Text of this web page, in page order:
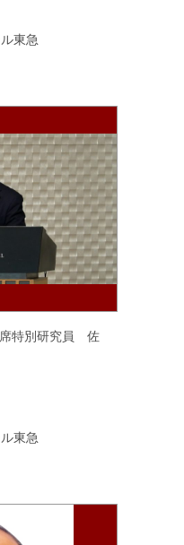
東急
席特別研究員 佐
東急